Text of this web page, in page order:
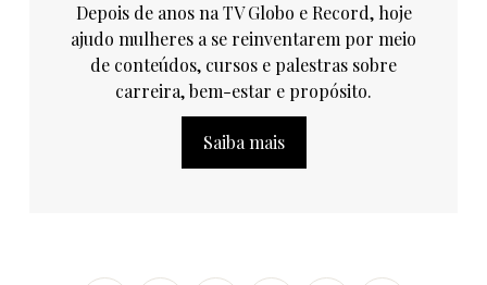
Depois de anos na TV Globo e Record, hoje
ajudo mulheres a se reinventarem por meio
de conteúdos, cursos e palestras sobre
carreira, bem-estar e propósito.
Saiba mais